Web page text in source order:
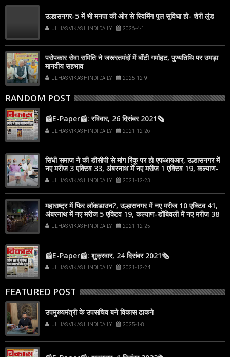
उल्हासनगर-5 में भी मनपा की ओर से स्विमिंग पुल सुविधा हो- शेरी लुंड
ULHAS VIKAS HINDI DAILY 2026-4-1
परोपकार सेवा समिति ने जरूरतमंदों में बाँटी गर्माहट, पुण्यतिथि पर उमड़ा
मानवीय सहभाव
ULHAS VIKAS HINDI DAILY 2025-12-9
RANDOM POST
📰E-Paper📰: रविवार, 26 दिसंबर 2021🗞
ULHAS VIKAS HINDI DAILY 2021-12-26
सिंधी समाज ने की डीसीपी से मांग रिंकू पर हो एफआयआर, उल्हासनगर में
नए मरीज 3 एक्टिव 33, अंबरनाथ में नए मरीज 1 एक्टिव 19, कल्याण-
डोंबिवली में नए मरीज 32
ULHAS VIKAS HINDI DAILY 2021-12-23
महाराष्ट्र में फिर लॉकडाउन?, उल्हासनगर में नए मरीज 10 एक्टिव 41,
अंबरनाथ में नए मरीज 5 एक्टिव 19, कल्याण-डोंबिवली में नए मरीज 38
ULHAS VIKAS HINDI DAILY 2021-12-25
📰E-Paper📰: शुक्रवार, 24 दिसंबर 2021🗞
ULHAS VIKAS HINDI DAILY 2021-12-24
FEATURED POST
उपमुख्यमंत्री के उपसचिव बने विकास ढाकने
ULHAS VIKAS HINDI DAILY 2025-1-8